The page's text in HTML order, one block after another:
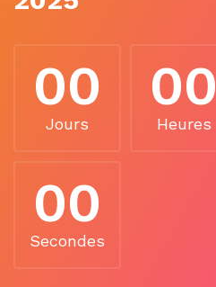
00
Jours
00
Heures
00
Secondes